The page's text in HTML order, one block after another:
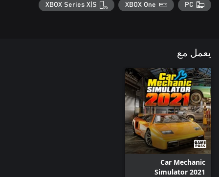
PC
XBOX One
XBOX Series X|S
يعمل مع
Car Mechanic
Simulator 2021